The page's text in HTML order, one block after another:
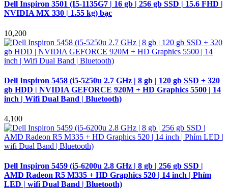
Dell Inspiron 3501 (I5-1135G7 | 16 gb | 256 gb SSD | 15.6 FHD |
NVIDIA MX 330 | 1.55 kg) bạc
10,200
Dell Inspiron 5458 (i5-5250u 2.7 GHz | 8 gb | 120 gb SSD + 320
gb HDD | NVIDIA GEFORCE 920M + HD Graphics 5500 | 14
inch | Wifi Dual Band | Bluetooth)
4,100
Dell Inspiron 5459 (i5-6200u 2.8 GHz | 8 gb | 256 gb SSD |
AMD Radeon R5 M335 + HD Graphics 520 | 14 inch | Phím
LED | wifi Dual Band | Bluetooth)